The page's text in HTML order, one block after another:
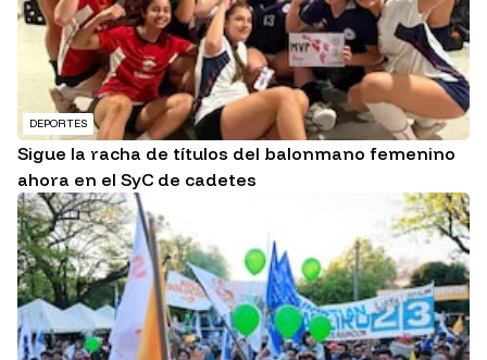
DEPORTES
Sigue la racha de títulos del balonmano femenino
ahora en el SyC de cadetes